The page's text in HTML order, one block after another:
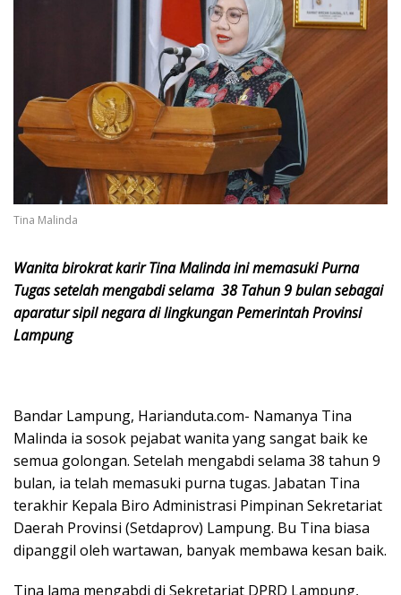
Tina Malinda
Wanita birokrat karir Tina Malinda ini memasuki Purna
Tugas setelah mengabdi selama 38 Tahun 9 bulan sebagai
aparatur sipil negara di lingkungan Pemerintah Provinsi
Lampung
Bandar Lampung, Harianduta.com- Namanya Tina
Malinda ia sosok pejabat wanita yang sangat baik ke
semua golongan. Setelah mengabdi selama 38 tahun 9
bulan, ia telah memasuki purna tugas. Jabatan Tina
terakhir Kepala Biro Administrasi Pimpinan Sekretariat
Daerah Provinsi (Setdaprov) Lampung. Bu Tina biasa
dipanggil oleh wartawan, banyak membawa kesan baik.
Tina lama mengabdi di Sekretariat DPRD Lampung,